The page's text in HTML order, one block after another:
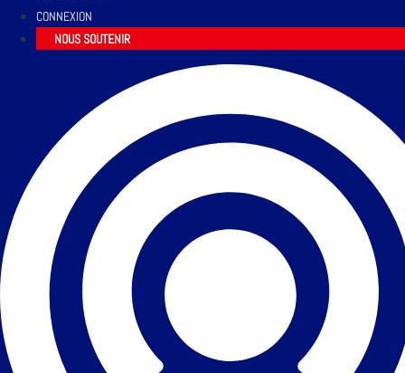
CONNEXION
NOUS SOUTENIR